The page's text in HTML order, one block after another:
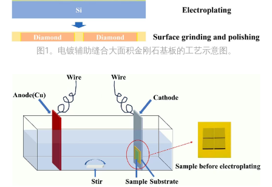
图1。电镀辅助缝合大面积金刚石基板的工艺示意图。